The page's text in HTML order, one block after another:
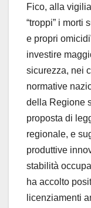
Fico, alla
“troppi” i morti
e propri
investire
sicurezza, nei
normative
della Regione
proposta di
regionale, e
produttive
stabilità
ha accolto
licenziamenti